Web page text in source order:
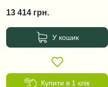
13 414 грн.
У кошик
Купити в 1 клік